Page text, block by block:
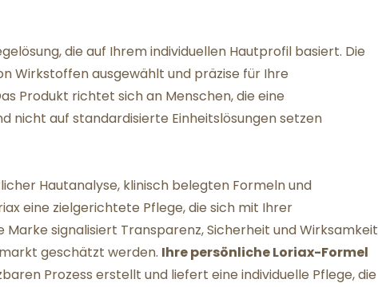
die auf Ihrem individuellen Hautprofil basiert. Die
Wirkstoffen ausgewählt und präzise für Ihre
Produkt richtet sich an Menschen, die eine
nicht auf standardisierte Einheitslösungen setzen
Hautanalyse, klinisch belegten Formeln und
eine zielgerichtete Pflege, die sich mit Ihrer
signalisiert Transparenz, Sicherheit und Wirksamkeit
geschätzt werden. Ihre persönliche Loriax-Formel
Prozess erstellt und liefert eine individuelle Pflege, die